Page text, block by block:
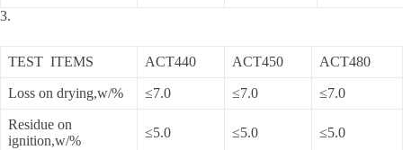
3.
TEST ITEMS ACT440 ACT450 ACT480
Loss on drying,w/% ≤7.0 ≤7.0 ≤7.0
Residue on
ignition,w/%
≤5.0 ≤5.0 ≤5.0